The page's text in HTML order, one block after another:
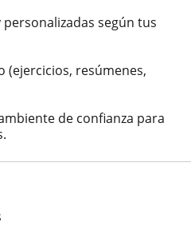
personalizadas según tus
(ejercicios, resúmenes,
de confianza para